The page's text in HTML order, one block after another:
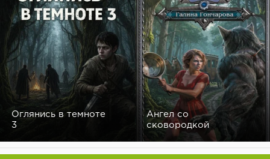
Оглянись в темноте
3
Ангел со
сковородкой